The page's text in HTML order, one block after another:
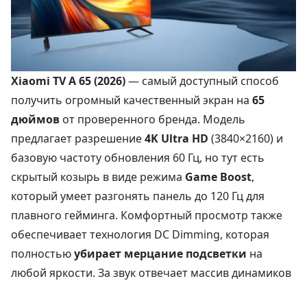
Xiaomi TV A 65 (2026)— самый доступный способ
получить огромный качественный экран на 65
дюймов от проверенного бренда. Модель
предлагает разрешение4K Ultra HD (3840×2160) и
базовую частоту обновления 60 Гц, но тут есть
скрытый козырь в виде режима Game Boost,
который умеет разгонять панель до 120 Гц для
плавного гейминга. Комфортный просмотр также
обеспечивает технология DC Dimming, которая
полностьюубирает мерцание подсветки на
любой яркости. За звук отвечает массив динамиков